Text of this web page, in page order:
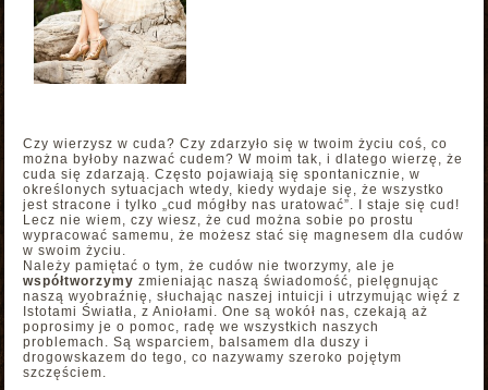
Czy wierzysz w cuda? Czy zdarzyło się w twoim życiu coś, co
można byłoby nazwać cudem? W moim tak, i dlatego wierzę, że
cuda się zdarzają. Często pojawiają się spontanicznie, w
określonych sytuacjach wtedy, kiedy wydaje się, że wszystko
jest stracone i tylko „cud mógłby nas uratować”. I staje się cud!
Lecz nie wiem, czy wiesz, że cud można sobie po prostu
wypracować samemu, że możesz stać się magnesem dla cudów
w swoim życiu.
Należy pamiętać o tym, że cudów nie tworzymy, ale je
współtworzymy zmieniając naszą świadomość, pielęgnując
naszą wyobraźnię, słuchając naszej intuicji i utrzymując więź z
Istotami Światła, z Aniołami. One są wokół nas, czekają aż
poprosimy je o pomoc, radę we wszystkich naszych
problemach. Są wsparciem, balsamem dla duszy i
drogowskazem do tego, co nazywamy szeroko pojętym
szczęściem.